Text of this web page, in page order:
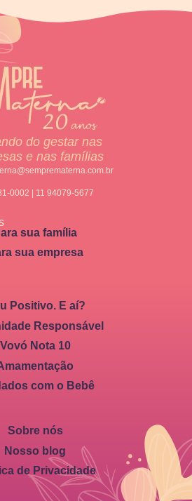
do gestar nas
e nas famílias
0002 | 11 94079-5677
sua família
sua empresa
Positivo. E aí?
Responsável
Vovó Nota 10
com o Bebê
Sobre nós
Nosso blog
de Privacidade